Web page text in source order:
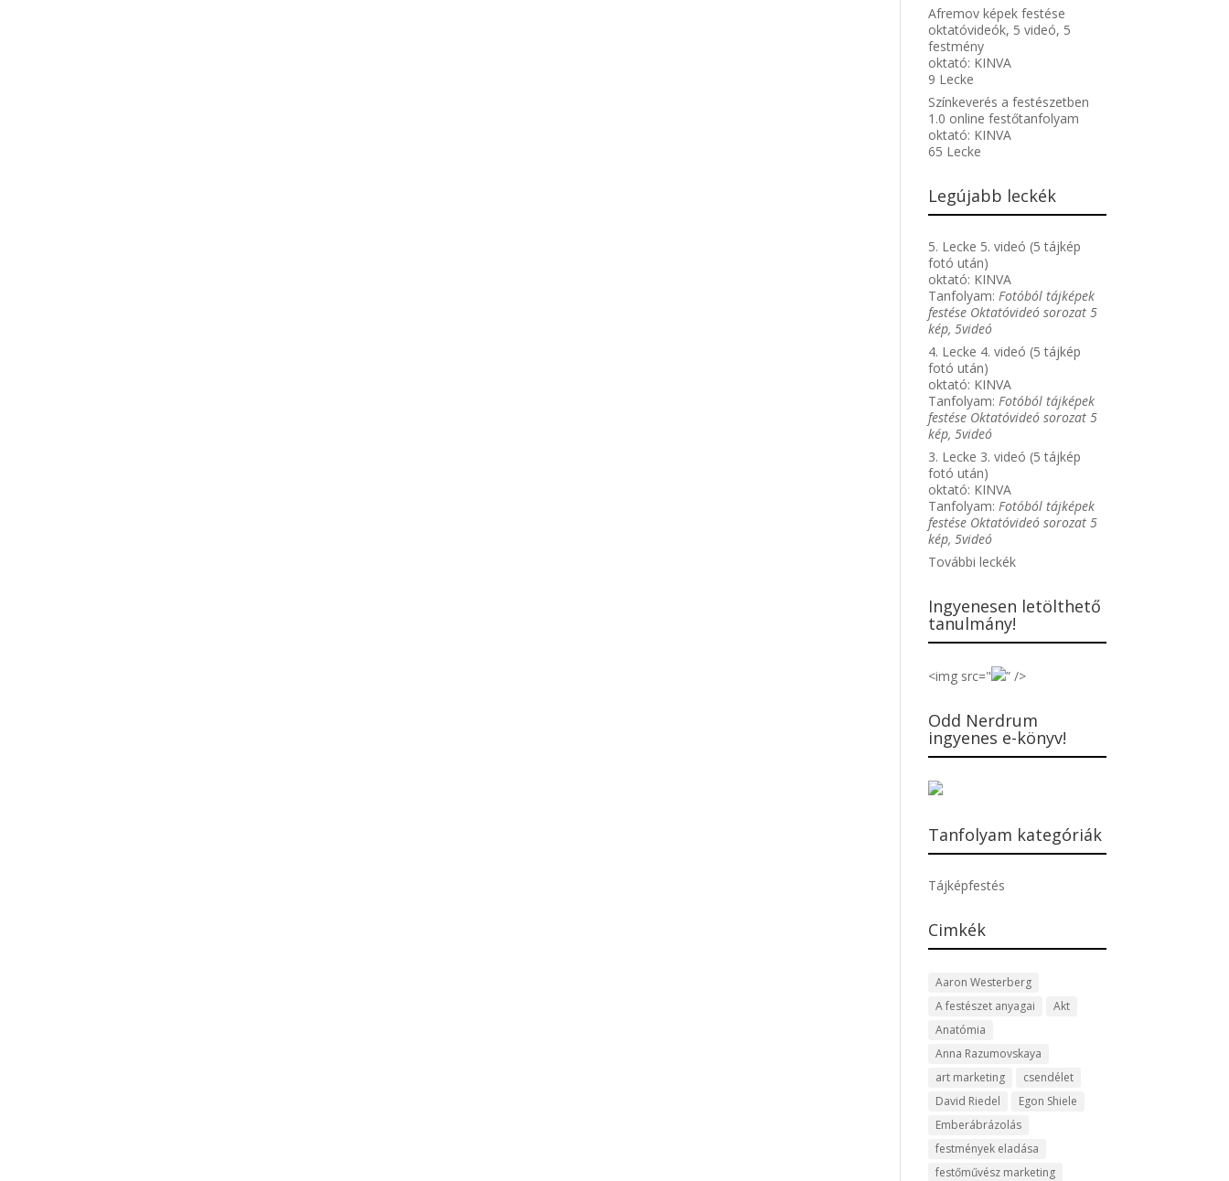
Afremov képek festése
oktatóvideók, 5 videó, 5
festmény
oktató: KINVA
9 Lecke
Színkeverés a festészetben
1.0 online festőtanfolyam
oktató: KINVA
65 Lecke
Legújabb leckék
5. Lecke 5. videó (5 tájkép
fotó után)
oktató: KINVA
Tanfolyam:Fotóból tájképek
festése Oktatóvideó sorozat 5
kép, 5videó
4. Lecke 4. videó (5 tájkép
fotó után)
oktató: KINVA
Tanfolyam:Fotóból tájképek
festése Oktatóvideó sorozat 5
kép, 5videó
3. Lecke 3. videó (5 tájkép
fotó után)
oktató: KINVA
Tanfolyam:Fotóból tájképek
festése Oktatóvideó sorozat 5
kép, 5videó
További leckék
Ingyenesen letölthető
tanulmány!
<img src=" ” />
Odd Nerdrum
ingyenes e-könyv!
Tanfolyam kategóriák
Tájképfestés
Cimkék
Aaron Westerberg
A festészet anyagai
Akt
Anatómia
Anna Razumovskaya
art marketing
csendélet
David Riedel
Egon Shiele
Emberábrázolás
festmények eladása
festőművész marketing